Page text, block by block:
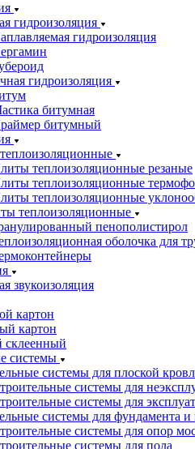
гидроизоляция
гидроизоляция
гидроизоляция
битумная
битумный
теплоизоляционные резаные
теплоизоляционные
теплоизоляционные
теплоизоляционные
пенополистирол
оболочка для
звукоизоляция
картон
картон
склеенный
системы
системы для плоской
системы для
системы для
системы для фундамента и
системы для опор
системы для пола